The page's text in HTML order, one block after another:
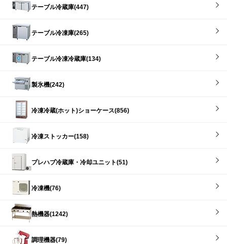
テーブル冷蔵庫(447)
テーブル冷凍庫(265)
テーブル冷凍冷蔵庫(134)
製氷機(242)
冷凍冷蔵(ホット)ショーケース(856)
冷凍ストッカー(158)
プレハブ冷蔵庫・冷却ユニット(51)
冷凍機(76)
熱機器(1242)
調理機器(79)